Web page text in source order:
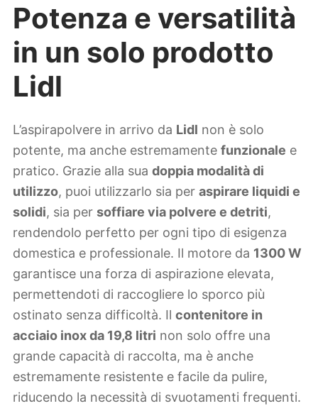
Potenza e versatilità
in un solo prodotto
Lidl
L’aspirapolvere in arrivo da Lidl non è solo
potente, ma anche estremamente funzionale e
pratico. Grazie alla sua doppia modalità di
utilizzo, puoi utilizzarlo sia per aspirare liquidi e
solidi, sia per soffiare via polvere e detriti,
rendendolo perfetto per ogni tipo di esigenza
domestica e professionale. Il motore da 1300 W
garantisce una forza di aspirazione elevata,
permettendoti di raccogliere lo sporco più
ostinato senza difficoltà. Il contenitore in
acciaio inox da 19,8 litri non solo offre una
grande capacità di raccolta, ma è anche
estremamente resistente e facile da pulire,
riducendo la necessità di svuotamenti frequenti.